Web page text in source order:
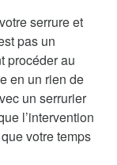
serrure et
pas un
procéder au
en un rien de
un serrurier
l’intervention
votre temps